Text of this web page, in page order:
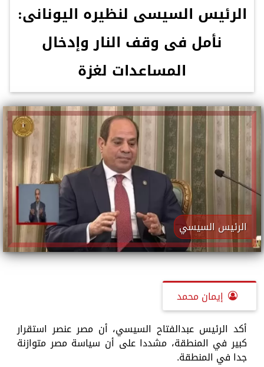
الرئيس السيسى لنظيره اليونانى:
نأمل فى وقف النار وإدخال
المساعدات لغزة
الرئيس السيسي
إيمان محمد
أكد الرئيس عبدالفتاح السيسي، أن مصر عنصر استقرار
كبير في المنطقة، مشددا على أن سياسة مصر متوازنة
جدا في المنطقة.